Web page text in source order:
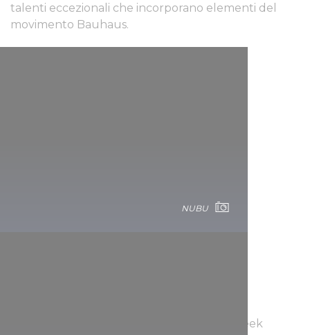
talenti eccezionali che incorporano elementi del
movimento Bauhaus.
NUBU
La Budapest Central European Fashion Week